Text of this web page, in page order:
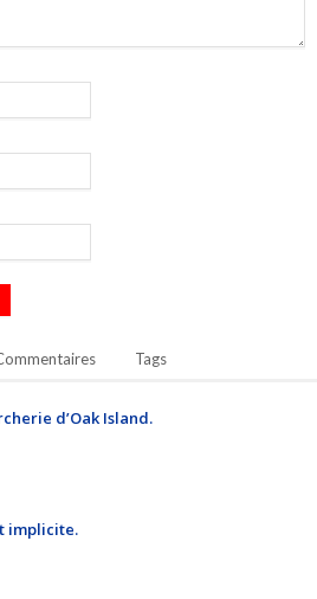
Tags
d’Oak Island.
implicite.